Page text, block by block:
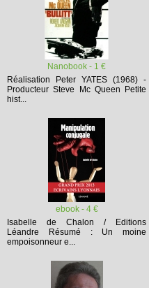
Nanobook - 1 €
Réalisation Peter YATES (1968) -
Producteur Steve Mc Queen
Petite
hist...
ebook - 4 €
Isabelle de Chalon / Editions
Léandre
Résumé :
Un moine
empoisonneur e...